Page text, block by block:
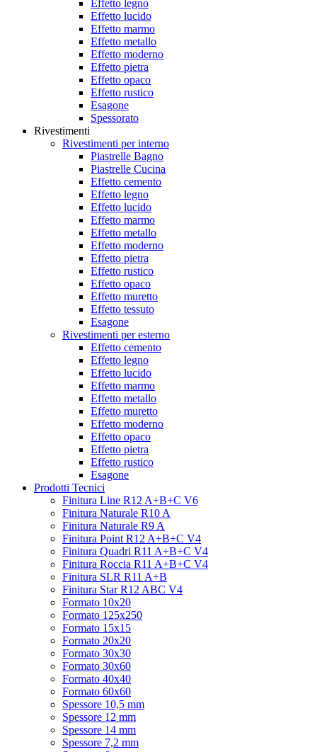
Effetto legno
Effetto lucido
Effetto marmo
Effetto metallo
Effetto moderno
Effetto pietra
Effetto opaco
Effetto rustico
Esagone
Spessorato
Rivestimenti
Rivestimenti per interno
Piastrelle Bagno
Piastrelle Cucina
Effetto cemento
Effetto legno
Effetto lucido
Effetto marmo
Effetto metallo
Effetto moderno
Effetto pietra
Effetto rustico
Effetto opaco
Effetto muretto
Effetto tessuto
Esagone
Rivestimenti per esterno
Effetto cemento
Effetto legno
Effetto lucido
Effetto marmo
Effetto metallo
Effetto muretto
Effetto moderno
Effetto opaco
Effetto pietra
Effetto rustico
Esagone
Prodotti Tecnici
Finitura Line R12 A+B+C V6
Finitura Naturale R10 A
Finitura Naturale R9 A
Finitura Point R12 A+B+C V4
Finitura Quadri R11 A+B+C V4
Finitura Roccia R11 A+B+C V4
Finitura SLR R11 A+B
Finitura Star R12 ABC V4
Formato 10x20
Formato 125x250
Formato 15x15
Formato 20x20
Formato 30x30
Formato 30x60
Formato 40x40
Formato 60x60
Spessore 10,5 mm
Spessore 12 mm
Spessore 14 mm
Spessore 7,2 mm